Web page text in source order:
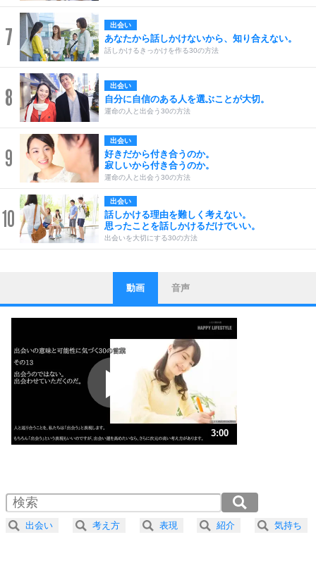
7 出会い
あなたから話しかけないから、知り合えない。
話しかけるきっかけを作る30の方法
8 出会い
自分に自信のある人を選ぶことが大切。
運命の人と出会う30の方法
9
出会い
好きだから付き合うのか。
寂しいから付き合うのか。
運命の人と出会う30の方法
10
出会い
話しかける理由を難しく考えない。
思ったことを話しかけるだけでいい。
出会いを大切にする30の方法
1
ストレス対策
他人と比べない。
いっそのこと、他人を見ない。
いらいらしない人になる30の方法
ポジティブになれない原因は、行動しないから。
ポジティブ思考になる30の方法
ストレス対策
人生、なんとかなるもの。
気楽に生きる30の方法
4 器の大きい人は、怒りを優しさで表現する。
動画 音声
3:00
2.0倍速 （353KB 1分30秒）
2.5倍速 （283KB 1分12秒）
3.0倍速 （236KB 1分0秒）
出会い 考え方 表現 紹介 気持ち